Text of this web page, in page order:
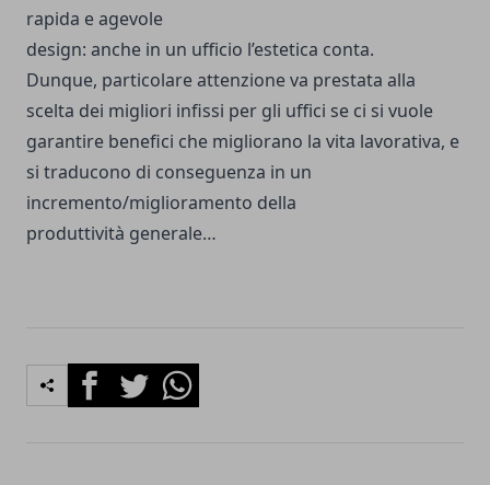
rapida e agevole
design: anche in un ufficio l’estetica conta.
Dunque, particolare attenzione va prestata alla
scelta dei migliori infissi per gli uffici se ci si vuole
garantire benefici che migliorano la vita lavorativa, e
si traducono di conseguenza in un
incremento/miglioramento della
produttività generale…
FacebookTwitterWhatsapp